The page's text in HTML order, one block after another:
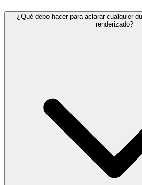
¿Qué debo hacer para aclarar cualquier
renderizado?